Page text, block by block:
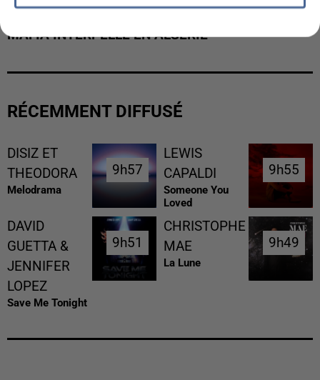
MAFIA INTERPELLÉ EN ALGÉRIE
RÉCEMMENT DIFFUSÉ
DISIZ ET
THEODORA
Melodrama
9h57
9h57
LEWIS
CAPALDI
Someone You
Loved
9h55
9h55
DAVID
GUETTA &
JENNIFER
LOPEZ
Save Me Tonight
9h51
9h51
CHRISTOPHE
MAE
La Lune
9h49
9h49